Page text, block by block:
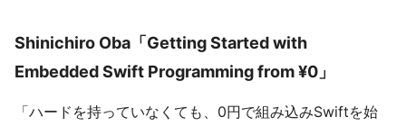
Shinichiro Oba「Getting Started with
Embedded Swift Programming from ¥0」
「ハードを持っていなくても、0円で組み込みSwiftを始